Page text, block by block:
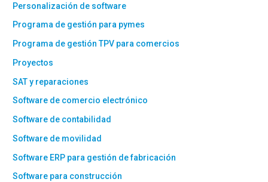
Personalización de software
Programa de gestión para pymes
Programa de gestión TPV para comercios
Proyectos
SAT y reparaciones
Software de comercio electrónico
Software de contabilidad
Software de movilidad
Software ERP para gestión de fabricación
Software para construcción